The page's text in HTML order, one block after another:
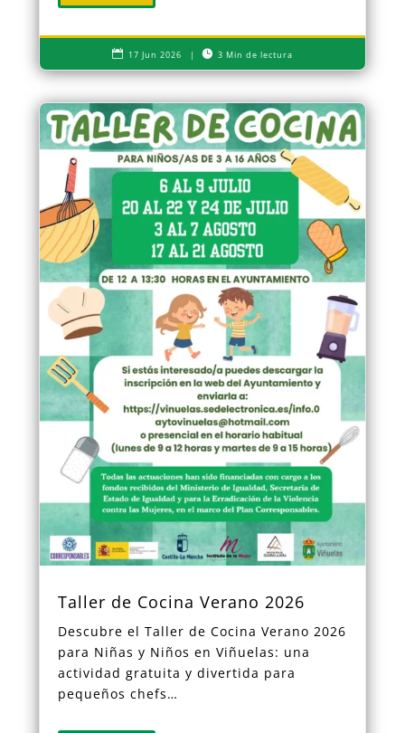
 17 Jun 2026 |  3 Min de lectura
Taller de Cocina Verano 2026
Descubre el Taller de Cocina Verano 2026
para Niñas y Niños en Viñuelas: una
actividad gratuita y divertida para
pequeños chefs…